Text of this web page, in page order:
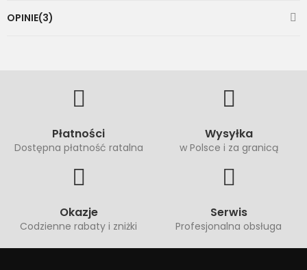
OPINIE(3)
Płatności
Dostępna płatność ratalna
Wysyłka
w Polsce i za granicą
Okazje
Codzienne rabaty i zniżki
Serwis
Profesjonalna obsługa